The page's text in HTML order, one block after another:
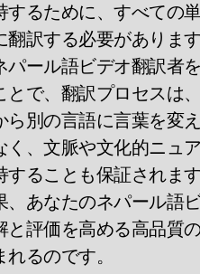
するために、すべての
翻訳する必要がありま
パール語ビデオ翻訳者
とで、翻訳プロセスは
ら別の言語に言葉を変
く、文脈や文化的ニュ
することも保証されま
、あなたのネパール語
と評価を高める高品質
れるのです。